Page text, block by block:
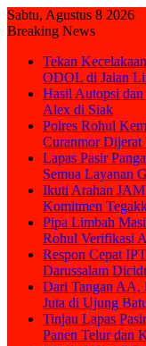
Sabtu, Agustus 8 2026
Breaking News
Tekan
ODOL di Jalan
Hasil Autopsi
Alex di Siak
Polres Rohul
Curanmor Dijerat
Lapas Pasir
Semua Layanan
Ikuti Arahan
Komitmen
Pipa Limbah
Rohul Verifikasi
Respon Cepat
Darussalam
Dari Tangan AA,
Juta di Ujung
Tinjau Lapas
Panen Telur dan